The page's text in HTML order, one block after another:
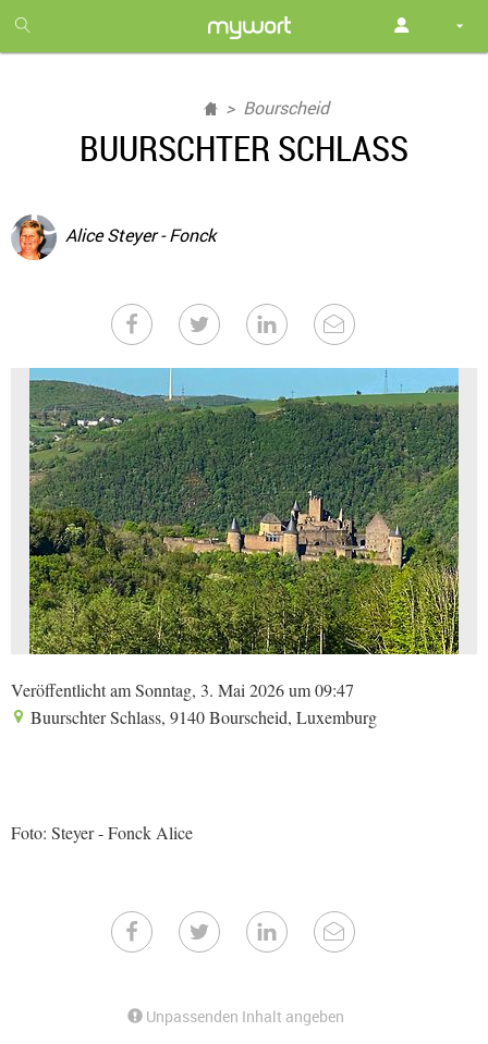
month
free
Bourscheid
BUURSCHTER SCHLASS
Alice Steyer - Fonck
Veröffentlicht am Sonntag, 3. Mai 2026 um 09:47
Buurschter Schlass, 9140 Bourscheid, Luxemburg
Foto: Steyer - Fonck Alice
Unpassenden Inhalt angeben